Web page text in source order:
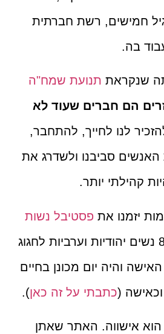
חמישים, רשת חברתית
בה.
שנקראת תנועת שמח"ה
הם חברים שעוד לא
לנו לחייך, להתחבר,
האנשים סביבנו ולשדרג את
קהילתי יותר.
יזמנו את פסטיבל נשות
שהביא 800 נשים יהודיות וערביות לחגוג
את יום האישה והיה יום מכונן בחיים
(כתבתי על זה כאן).
הוא אישווה. האתר שאתן